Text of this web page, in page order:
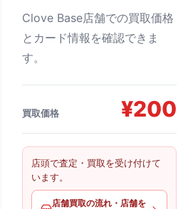
Clove Base店舗での買取価格
とカード情報を確認できま
す。
買取価格 ¥200
店頭で査定・買取を受け付けて
います。
店舗買取の流れ・店舗を